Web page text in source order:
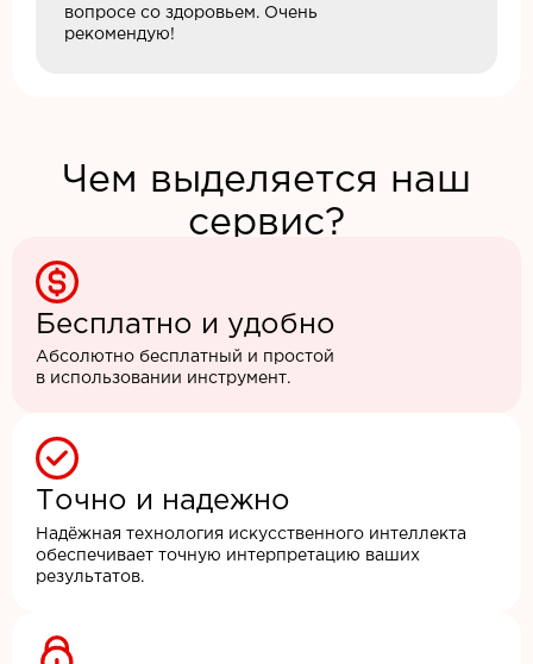
вопросе со здоровьем. Очень
рекомендую!
Чем выделяется наш
сервис?
Бесплатно и удобно
Абсолютно бесплатный и простой
в использовании инструмент.
Точно и надежно
Надёжная технология искусственного интеллекта
обеспечивает точную интерпретацию ваших
результатов.